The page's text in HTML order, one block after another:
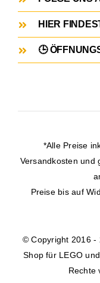
HIER
🕒
*Alle Preise
Versandkosten und
Preise bis auf
© Copyright 2016 -
Shop für LEGO
Rechte